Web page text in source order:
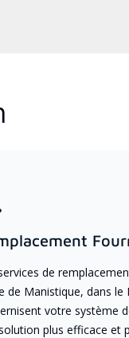
de
de Manistique, dans le
votre système
plus efficace et